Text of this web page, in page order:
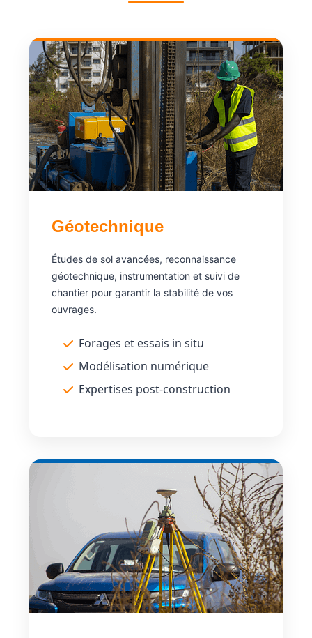
Géotechnique
Études de sol avancées, reconnaissance
géotechnique, instrumentation et suivi de
chantier pour garantir la stabilité de vos
ouvrages.
Forages et essais in situ
Modélisation numérique
Expertises post-construction